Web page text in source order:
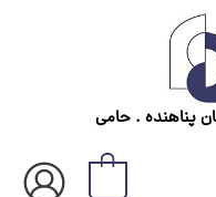
پناهنده . حامی